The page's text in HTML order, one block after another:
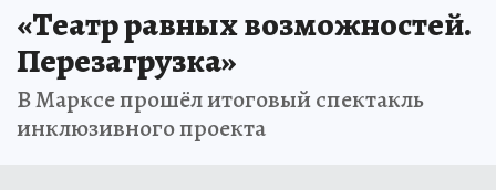
«Театр равных возможностей.
Перезагрузка»
В Марксе прошёл итоговый спектакль
инклюзивного проекта